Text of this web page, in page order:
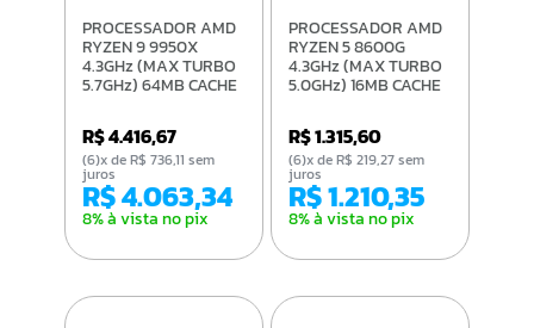
PROCESSADOR AMD
RYZEN 9 9950X
4.3GHz (MAX TURBO
5.7GHz) 64MB CACHE
100001277WOF
R$ 4.416,67
R$ 4.063,34
8% à vista no pix
(6)x de R$ 736,11 sem
juros
PROCESSADOR AMD
RYZEN 5 8600G
4.3GHz (MAX TURBO
5.0GHz) 16MB CACHE
100001237BOX
R$ 1.315,60
R$ 1.210,35
8% à vista no pix
(6)x de R$ 219,27 sem
juros